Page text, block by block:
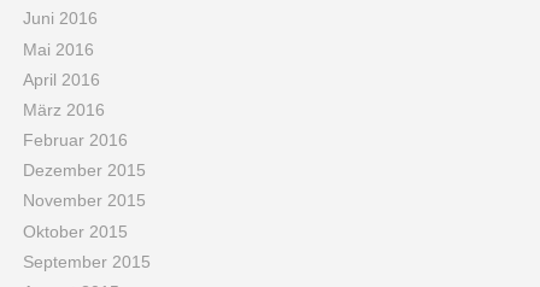
Juni 2016
Mai 2016
April 2016
März 2016
Februar 2016
Dezember 2015
November 2015
Oktober 2015
September 2015